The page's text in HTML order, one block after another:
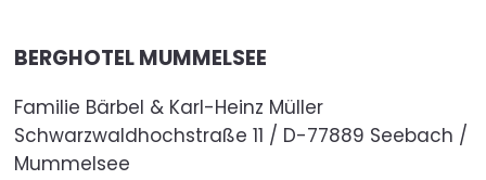
BERGHOTEL MUMMELSEE
Familie Bärbel & Karl-Heinz Müller
Schwarzwaldhochstraße 11 / D-77889 Seebach /
Mummelsee